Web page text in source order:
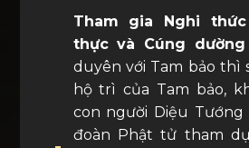
Tham gia Nghi
thực và Cúng
duyên với Tam bảo thì
hộ trì của Tam bảo,
con người Diệu Tướng
đoàn Phật tử tham